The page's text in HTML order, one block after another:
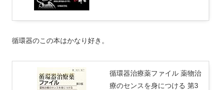
循環器のこの本はかなり好き。
循環器治療薬ファイル 薬物治
療のセンスを身につける 第3